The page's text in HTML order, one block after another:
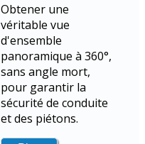
Obtener une
véritable vue
d'ensemble
panoramique à 360°,
sans angle mort,
pour garantir la
sécurité de conduite
et des piétons.